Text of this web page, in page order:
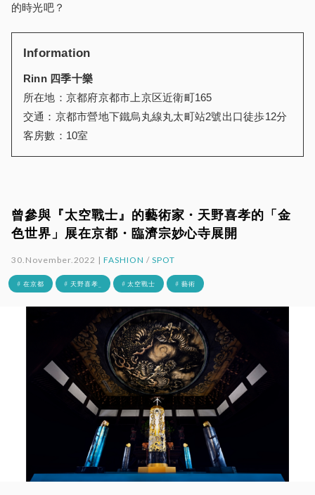
的時光吧？
Information
Rinn 四季十樂
所在地：京都府京都市上京区近衛町165
交通：京都市營地下鐵烏丸線丸太町站2號出口徒歩12分
客房數：10室
曾參與『太空戰士』的藝術家・天野喜孝的「金
色世界」展在京都・臨濟宗妙心寺展開
30.November.2022 |FASHION / SPOT
# 在京都 # 天野喜孝_ # 太空戰士 # 藝術